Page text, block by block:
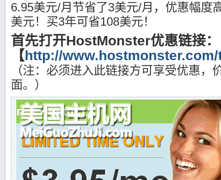
6.95美元/月节省了3美元/月，优惠幅度
美元！买3年可省108美元！
首先打开HostMonster优惠链接：
【http://
（注：必须进入此链接方可享受优惠，
面。）